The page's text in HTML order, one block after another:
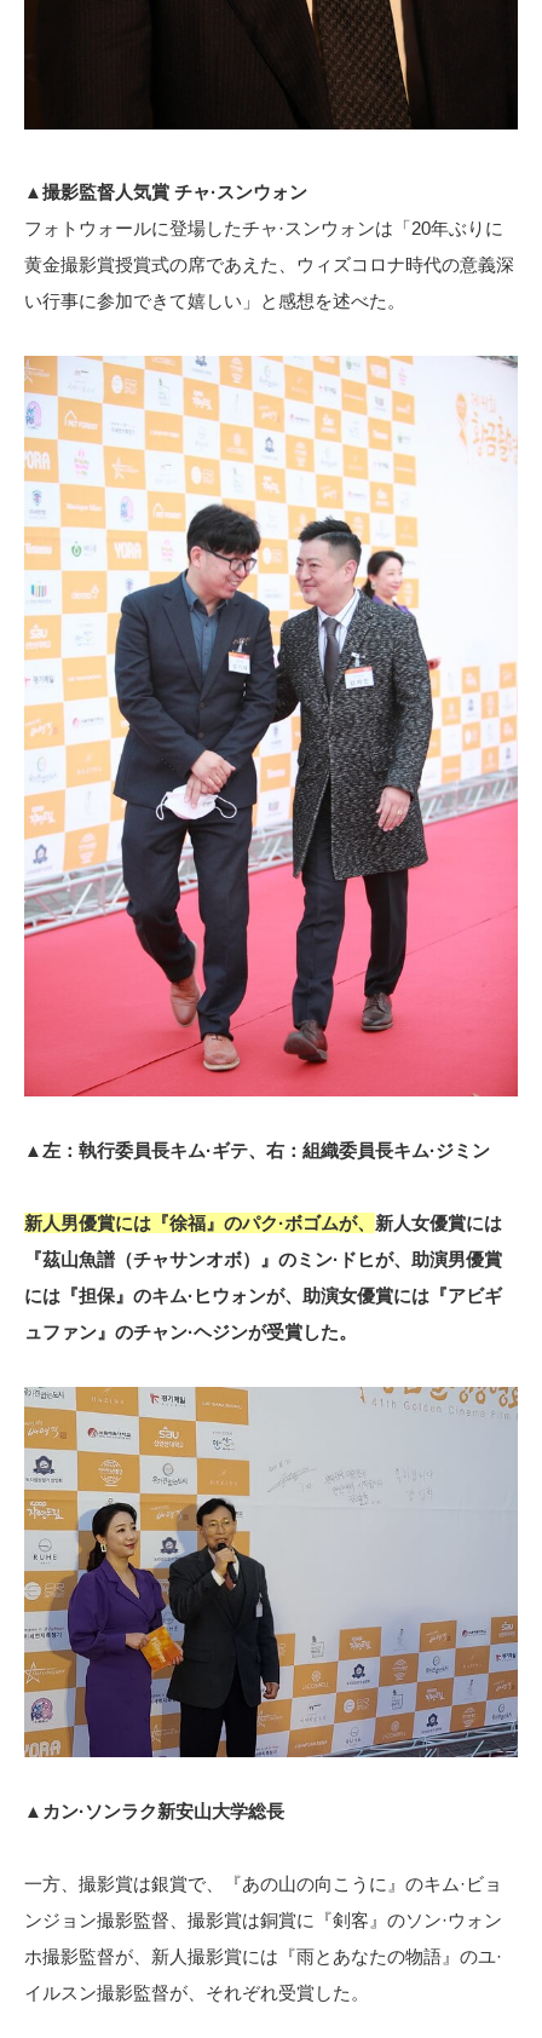
▲撮影監督人気賞 チャ·スンウォン
フォトウォールに登場したチャ·スンウォンは「20年ぶりに
黄金撮影賞授賞式の席であえた、ウィズコロナ時代の意義深
い行事に参加できて嬉しい」と感想を述べた。
▲左：執行委員長キム·ギテ、右：組織委員長キム·ジミン
新人男優賞には『徐福』のパク·ボゴムが、 新人女優賞には
『茲山魚譜（チャサンオボ）』のミン·ドヒが、助演男優賞
には『担保』のキム·ヒウォンが、助演女優賞には『アビギ
ュファン』のチャン·ヘジンが受賞した。
▲カン·ソンラク新安山大学総長
一方、撮影賞は銀賞で、『あの山の向こうに』のキム·ビョ
ンジョン撮影監督、撮影賞は銅賞に『剣客』のソン·ウォン
ホ撮影監督が、新人撮影賞には『雨とあなたの物語』のユ·
イルスン撮影監督が、それぞれ受賞した。